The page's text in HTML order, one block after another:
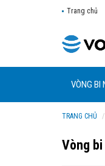
Trang chủ
VÒNG BI
TRANG CHỦ
Vòng